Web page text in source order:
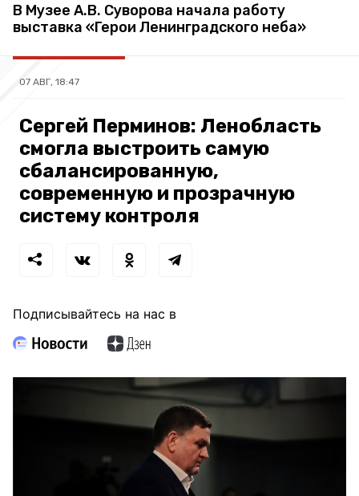
В Музее А.В. Суворова начала работу
выставка «Герои Ленинградского неба»
07 АВГ, 18:47
Сергей Перминов: Ленобласть
смогла выстроить самую
сбалансированную,
современную и прозрачную
систему контроля
Подписывайтесь на нас в